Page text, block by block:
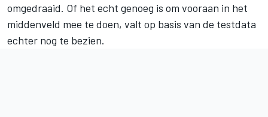
omgedraaid. Of het echt genoeg is om vooraan in het
middenveld mee te doen, valt op basis van de testdata
echter nog te bezien.